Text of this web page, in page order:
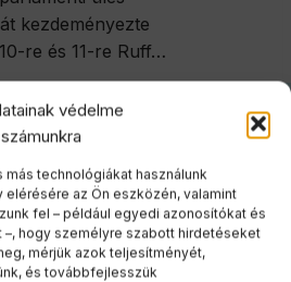
védelme
technológiákat használunk
elérésére az Ön eszközén, valamint
fel – például egyedi azonosítókat és
–, hogy személyre szabott hirdetéseket
mérjük azok teljesítményét,
és továbbfejlesszük
kezdeményezte
re és 11-re Ruff…